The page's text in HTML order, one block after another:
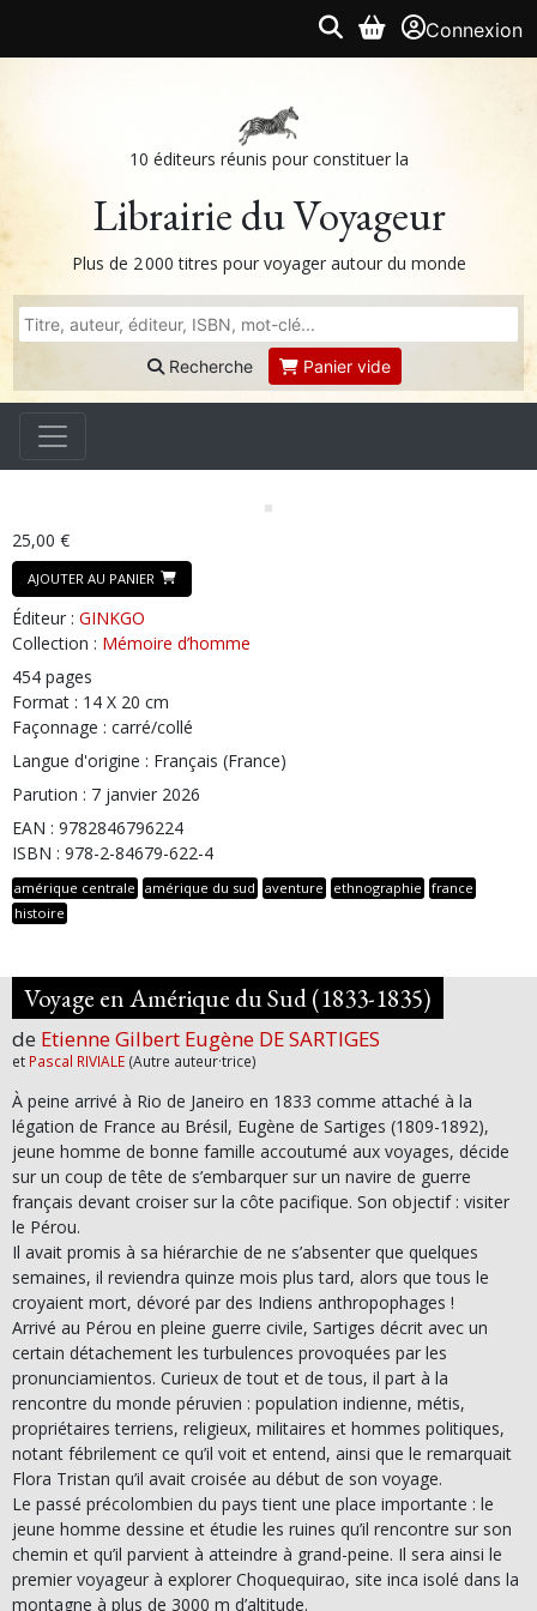
Connexion
10 éditeurs réunis pour constituer la
Librairie du Voyageur
Plus de 2 000 titres pour voyager autour du monde
Recherche Panier vide
25,00 €
AJOUTER AU PANIER
Éditeur : GINKGO
Collection : Mémoire d’homme
454 pages
Format : 14 X 20 cm
Façonnage : carré/collé
Langue d'origine : Français (France)
Parution : 7 janvier 2026
EAN : 9782846796224
ISBN : 978-2-84679-622-4
amérique centrale amérique du sud aventure ethnographie france
histoire
Voyage en Amérique du Sud (1833-1835)
de Etienne Gilbert Eugène DE SARTIGES
et Pascal RIVIALE (Autre auteur·trice)
À peine arrivé à Rio de Janeiro en 1833 comme attaché à la
légation de France au Brésil, Eugène de Sartiges (1809-1892),
jeune homme de bonne famille accoutumé aux voyages, décide
sur un coup de tête de s’embarquer sur un navire de guerre
français devant croiser sur la côte pacifique. Son objectif : visiter
le Pérou.
Il avait promis à sa hiérarchie de ne s’absenter que quelques
semaines, il reviendra quinze mois plus tard, alors que tous le
croyaient mort, dévoré par des Indiens anthropophages !
Arrivé au Pérou en pleine guerre civile, Sartiges décrit avec un
certain détachement les turbulences provoquées par les
pronunciamientos. Curieux de tout et de tous, il part à la
rencontre du monde péruvien : population indienne, métis,
propriétaires terriens, religieux, militaires et hommes politiques,
notant fébrilement ce qu’il voit et entend, ainsi que le remarquait
Flora Tristan qu’il avait croisée au début de son voyage.
Le passé précolombien du pays tient une place importante : le
jeune homme dessine et étudie les ruines qu’il rencontre sur son
chemin et qu’il parvient à atteindre à grand-peine. Il sera ainsi le
premier voyageur à explorer Choquequirao, site inca isolé dans la
montagne à plus de 3000 m d’altitude.